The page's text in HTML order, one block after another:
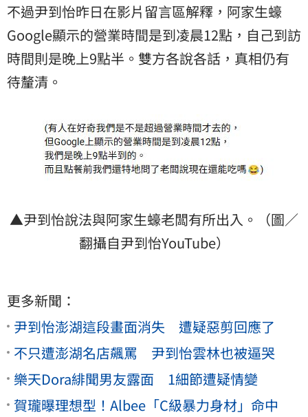
不過尹到怡昨日在影片留言區解釋，阿家生蠔
Google顯示的營業時間是到凌晨12點，自己到訪
時間則是晚上9點半。雙方各說各話，真相仍有
待釐清。
▲尹到怡說法與阿家生蠔老闆有所出入。（圖／
翻攝自尹到怡YouTube）
更多新聞：
尹到怡澎湖這段畫面消失 遭疑惡剪回應了
不只遭澎湖名店飆罵 尹到怡雲林也被逼哭
樂天Dora緋聞男友露面 1細節遭疑情變
賀瓏曝理想型！Albee「C級暴力身材」命中